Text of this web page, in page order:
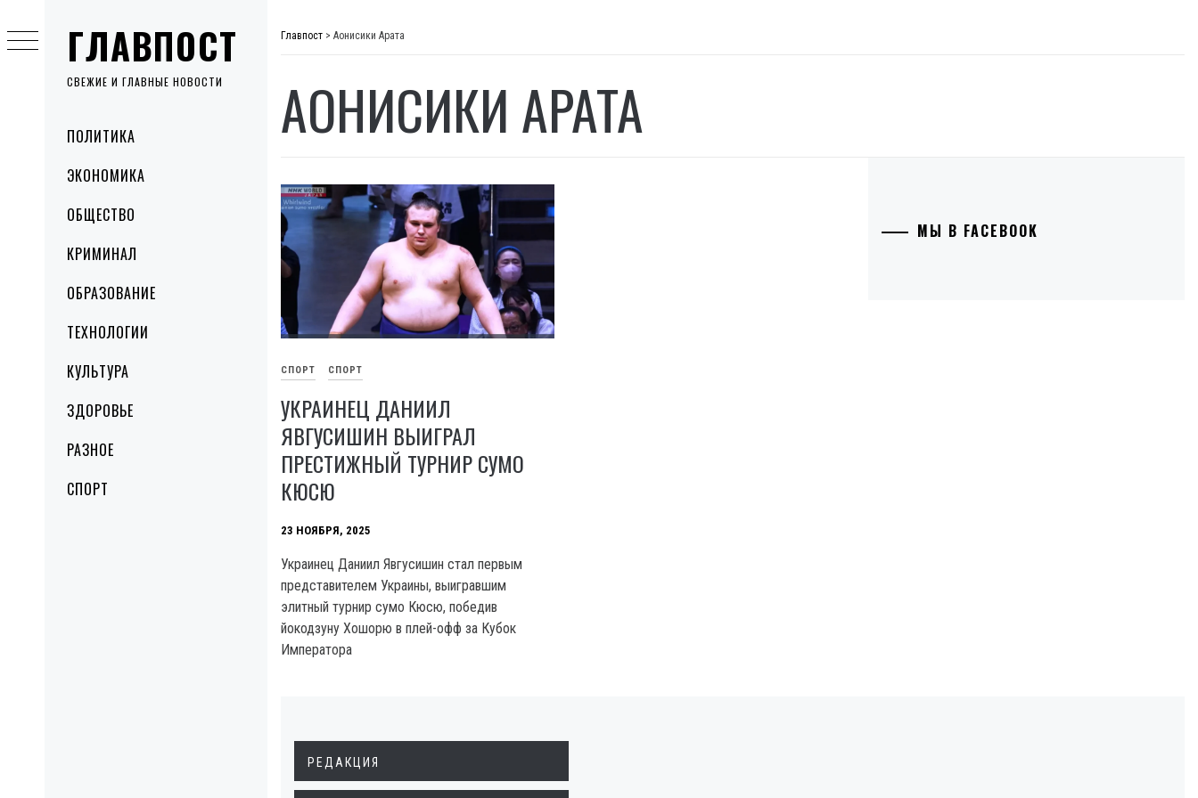
ГЛАВПОСТ
СВЕЖИЕ И ГЛАВНЫЕ НОВОСТИ
MenuПОЛИТИКА
ЭКОНОМИКА
ОБЩЕСТВО
КРИМИНАЛ
ОБРАЗОВАНИЕ
ТЕХНОЛОГИИ
КУЛЬТУРА
ЗДОРОВЬЕ
РАЗНОЕ
СПОРТ
to
content
Главпост > Аонисики Арата
АОНИСИКИ АРАТА
СПОРТ СПОРТ
УКРАИНЕЦ ДАНИИЛ
ЯВГУСИШИН ВЫИГРАЛ
ПРЕСТИЖНЫЙ ТУРНИР СУМО
КЮСЮ
23 НОЯБРЯ, 2025
Украинец Даниил Явгусишин стал первым
представителем Украины, выигравшим
элитный турнир сумо Кюсю, победив
йокодзуну Хошорю в плей-офф за Кубок
Императора
МЫ В FACEBOOK
РЕДАКЦИЯ